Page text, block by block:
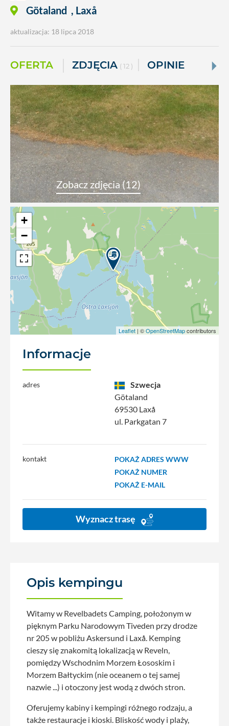
Götaland , Laxå
aktualizacja: 18 lipca 2018
OFERTA ZDJĘCIA ( 12 ) OPINIE
Zobacz zdjęcia (12)
+
−
Leaflet | ©OpenStreetMapcontributors
Informacje
adres
Szwecja
Götaland
69530 Laxå
ul. Parkgatan 7
kontakt
POKAŻ ADRES WWW
POKAŻ NUMER
POKAŻ E-MAIL
Wyznacz trasę
Opis kempingu
Witamy w Revelbadets Camping, położonym w
pięknym Parku Narodowym Tiveden przy drodze
nr 205 w pobliżu Askersund i Laxå. Kemping
cieszy się znakomitą lokalizacją w Reveln,
pomiędzy Wschodnim Morzem Łososkim i
Morzem Bałtyckim (nie oceanem o tej samej
nazwie ...) i otoczony jest wodą z dwóch stron.
Oferujemy kabiny i kempingi różnego rodzaju, a
także restauracje i kioski. Bliskość wody i plaży,